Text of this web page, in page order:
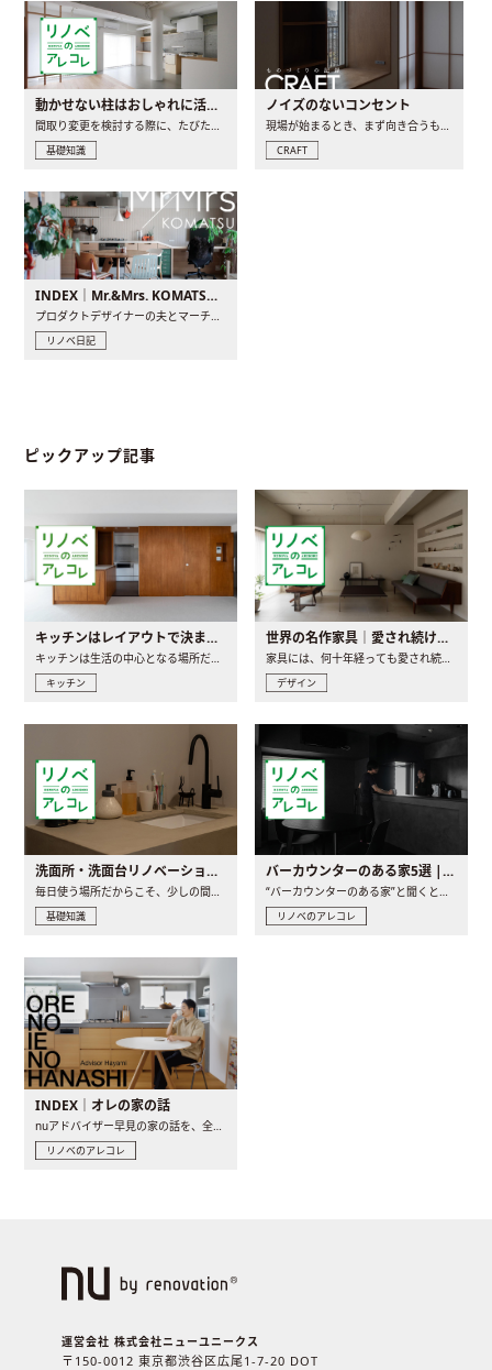
動かせない柱はおしゃれに活用！柱を魅せるリノベーション(リノベ)4選
間取り変更を検討する際に、たびたび皆さんの頭を悩ませる動か..
基礎知識
ノイズのないコンセント
現場が始まるとき、まず向き合うものの一つがコンセントです..
CRAFT
INDEX｜Mr.&Mrs. KOMATSU renovation diary
プロダクトデザイナーの夫とマーチャンダイザーの妻が、夫婦で..
リノベ日記
ピックアップ記事
キッチンはレイアウトで決まる。後悔しないための考え方と選び方
キッチン
世界の名作家具｜愛され続ける理由と一生モノとの出会い方
デザイン
洗面所・洗面台リノベーションの事例と間取りアイデア
毎日使う場所だからこそ、少しの間取りの工夫や素材の選び方で..
基礎知識
バーカウンターのある家5選 | 日常に馴染む“距離の近い”キッチンとは
“バーカウンターのある家”と聞くと、少し特別な、大人のための..
リノベのアレコレ
INDEX｜オレの家の話
nuアドバイザー早見の家の話を、全4話でお届け。リノベーションを..
リノベのアレコレ
運営会社 株式会社ニューユニークス
〒150-0012 東京都渋谷区広尾1-7-20 DOT